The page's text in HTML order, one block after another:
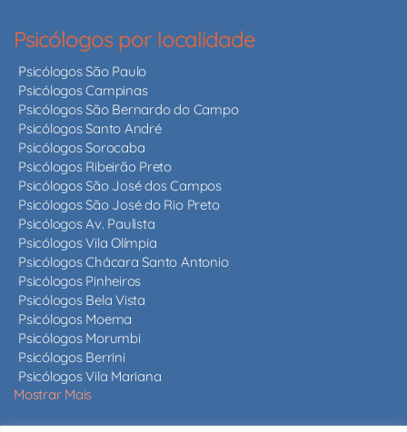
Psicólogos por localidade
Psicólogos São Paulo
Psicólogos Campinas
Psicólogos São Bernardo do Campo
Psicólogos Santo André
Psicólogos Sorocaba
Psicólogos Ribeirão Preto
Psicólogos São José dos Campos
Psicólogos São José do Rio Preto
Psicólogos Av. Paulista
Psicólogos Vila Olímpia
Psicólogos Chácara Santo Antonio
Psicólogos Pinheiros
Psicólogos Bela Vista
Psicólogos Moema
Psicólogos Morumbi
Psicólogos Berrini
Psicólogos Vila Mariana
Mostrar Mais